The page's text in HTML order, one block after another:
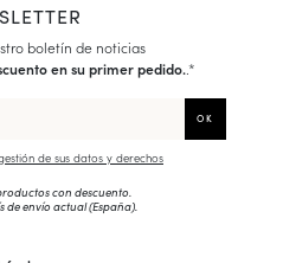
boletín de noticias
en su primer pedido..*
de sus datos y derechos
con descuento.
de envío actual (España).